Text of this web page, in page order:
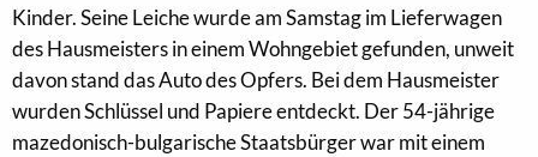
Kinder. Seine Leiche wurde am Samstag im Lieferwagen
des Hausmeisters in einem Wohngebiet gefunden, unweit
davon stand das Auto des Opfers. Bei dem Hausmeister
wurden Schlüssel und Papiere entdeckt. Der 54-jährige
mazedonisch-bulgarische Staatsbürger war mit einem